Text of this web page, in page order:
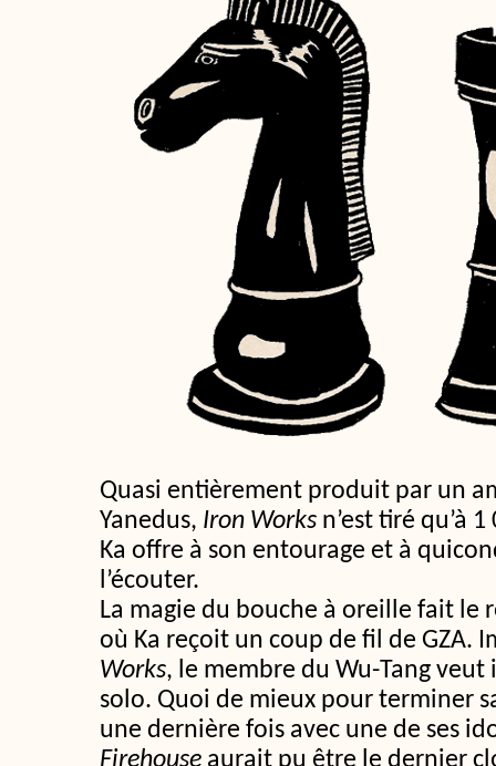
Quasi entièrement produit par un
Yanedus, Iron Works n’est tiré qu’à
Ka offre à son entourage et à
l’écouter.
La magie du bouche à oreille fait le
où Ka reçoit un coup de fil de GZA.
Works, le membre du Wu-Tang
solo. Quoi de mieux pour terminer
une dernière fois avec une de ses
Firehouse aurait pu être le dernier